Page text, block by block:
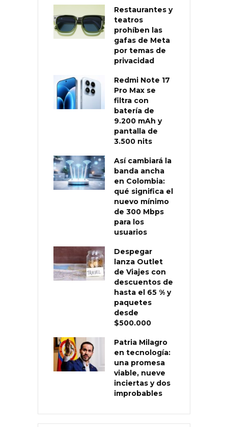
Restaurantes y
teatros
prohíben las
gafas de Meta
por temas de
privacidad
Redmi Note 17
Pro Max se
filtra con
batería de
9.200 mAh y
pantalla de
3.500 nits
Así cambiará la
banda ancha
en Colombia:
qué significa el
nuevo mínimo
de 300 Mbps
para los
usuarios
Despegar
lanza Outlet
de Viajes con
descuentos de
hasta el 65 % y
paquetes
desde
$500.000
Patria Milagro
en tecnología:
una promesa
viable, nueve
inciertas y dos
improbables